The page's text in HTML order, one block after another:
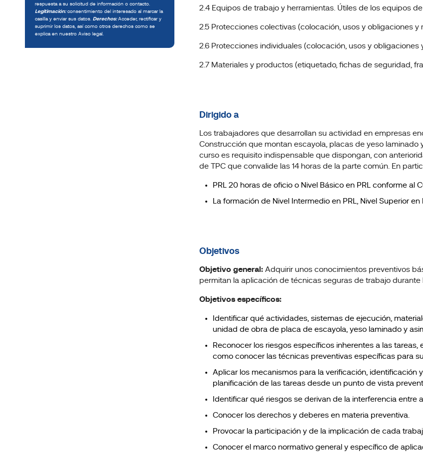
respuesta a su solicitud de información o contacto.
Legitimación: consentimiento del interesado al marcar la
casilla y enviar sus datos. Derechos: Acceder, rectificar y
suprimir los datos, así como otros derechos como se
explica en nuestro Aviso legal.
2.4 Equipos de trabajo y herramientas. Útiles de los equipos
2.5 Protecciones colectivas (colocación, usos y obligaciones y
2.6 Protecciones individuales (colocación, usos y obligaciones
2.7 Materiales y productos (etiquetado, fichas de seguridad,
Dirigido a
Los trabajadores que desarrollan su actividad en empresas
Construcción que montan escayola, placas de yeso
curso es requisito indispensable que dispongan, con
de TPC que convalide las 14 horas de la parte común. En
PRL 20 horas de oficio o Nivel Básico en PRL conforme al
La formación de Nivel Intermedio en PRL, Nivel Superior en
Objetivos
Objetivo general: Adquirir unos conocimientos preventivos
permitan la aplicación de técnicas seguras de trabajo
Objetivos específicos:
Identificar qué actividades, sistemas de ejecución,
unidad de obra de placa de escayola, yeso laminado y
Reconocer los riesgos específicos inherentes a las
como conocer las técnicas preventivas específicas para
Aplicar los mecanismos para la verificación, identificación
planificación de las tareas desde un punto de vista
Identificar qué riesgos se derivan de la interferencia
Conocer los derechos y deberes en materia preventiva.
Provocar la participación y de la implicación de cada
Conocer el marco normativo general y específico de